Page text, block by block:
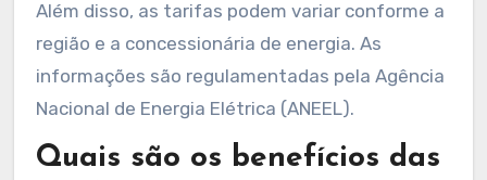
Além disso, as tarifas podem variar conforme a
região e a concessionária de energia. As
informações são regulamentadas pela Agência
Nacional de Energia Elétrica (ANEEL).
Quais são os benefícios das